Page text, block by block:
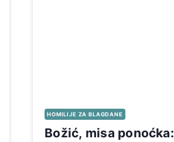
HOMILIJE ZA BLAGDANE
Božić, misa ponoćka: